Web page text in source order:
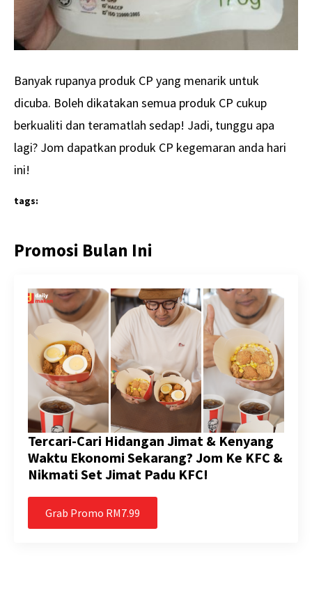
Banyak rupanya produk CP yang menarik untuk
dicuba. Boleh dikatakan semua produk CP cukup
berkualiti dan teramatlah sedap! Jadi, tunggu apa
lagi? Jom dapatkan produk CP kegemaran anda hari
ini!
tags:
Promosi Bulan Ini
Tercari-Cari Hidangan Jimat & Kenyang
Waktu Ekonomi Sekarang? Jom Ke KFC &
Nikmati Set Jimat Padu KFC!
Grab Promo RM7.99